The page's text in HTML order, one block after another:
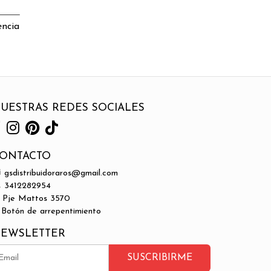
REDES SOCIALES
gsdistribuidoraros@gmail.com
3412282954
Pje Mattos 3570
de arrepentimiento
SUSCRIBIRME